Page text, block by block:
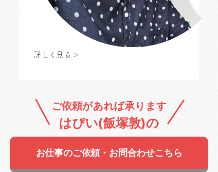
詳しく見る＞
ご依頼があれば承ります
はぴい(飯塚敦)の
お仕事のご依頼・お問合わせこちら